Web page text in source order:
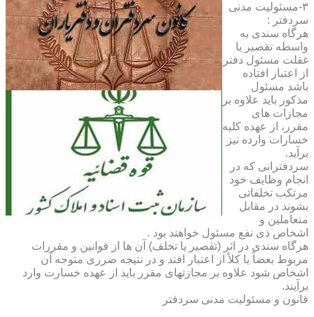
۳-مسئولیت مدنی
سردفتر :
هرگاه سندی به
واسطه تقصیر یا
غفلت مسئول دفتر
از اعتبار افتاده
باشد مسئول
مذکور باید علاوه بر
مجازات های
مقرر، از عهده کلیه
خسارات وارده نیز
برآید.
سردفترانی که در
انجام وظایف خود
مرتکب تخلفاتی
بشوند در مقابل
متعاملین و
اشخاص ذی نفع مسئول خواهند بود .
هرگاه سندی در اثر (تقصیر یا تخلف) آن ها از قوانین و مقررات
مربوط بعضاً یا کلاً از اعتبار افتد و در نتیجه ضرری متوجه آن
اشخاص شود علاوه بر مجازتهای مقرر باید از عهده خسارت وارد
برآیند.
قانون و مسئولیت مدنی سردفتر